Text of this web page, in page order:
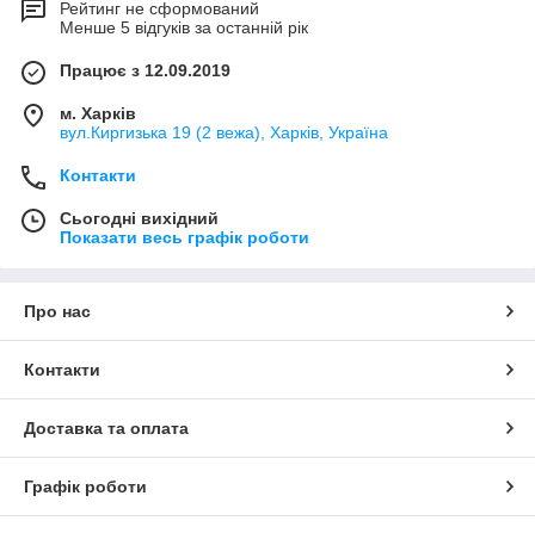
Рейтинг не сформований
Менше 5 відгуків за останній рік
Працює з 12.09.2019
м. Харків
вул.Киргизька 19 (2 вежа), Харків, Україна
Контакти
Сьогодні вихідний
Показати весь графік роботи
Про нас
Контакти
Доставка та оплата
Графік роботи